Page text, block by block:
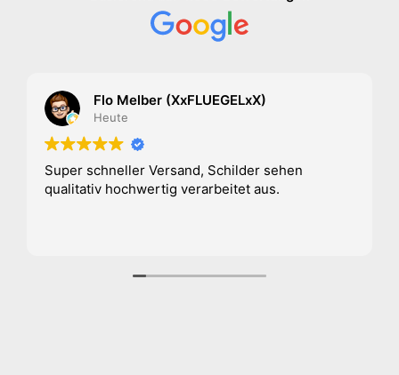
Flo Melber (XxFLUEGELxX)
Heute
Super schneller Versand, Schilder sehen
qualitativ hochwertig verarbeitet aus.